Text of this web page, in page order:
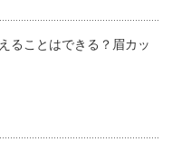
の理由
2年と歴史は浅いの
人気の高い商品が集め
確認ください。
ることはできる？眉カッ